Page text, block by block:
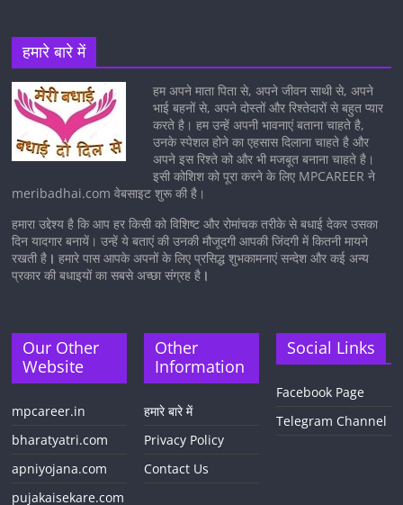
हमारे बारे में
हम अपने माता पिता से, अपने जीवन साथी से, अपने
भाई बहनों से, अपने दोस्तों और रिश्तेदारों से बहुत प्यार
करते है। हम उन्हें अपनी भावनाएं बताना चाहते है,
उनके स्पेशल होने का एहसास दिलाना चाहते है और
अपने इस रिश्ते को और भी मजबूत बनाना चाहते है।
इसी कोशिश को पूरा करने के लिए MPCAREER ने
meribadhai.com वेबसाइट शुरू की है।
हमारा उद्देश्य है कि आप हर किसी को विशिष्ट और रोमांचक तरीके से बधाई देकर उसका
दिन यादगार बनायें। उन्हें ये बताएं की उनकी मौजूदगी आपकी जिंदगी में कितनी मायने
रखती है । हमारे पास आपके अपनों के लिए प्रसिद्ध शुभकामनाएं सन्देश और कई अन्य
प्रकार की बधाइयों का सबसे अच्छा संग्रह है ।
Our Other
Website
mpcareer.in
bharatyatri.com
apniyojana.com
pujakaisekare.com
Other
Information
हमारे बारे में
Privacy Policy
Contact Us
Social Links
Facebook Page
Telegram Channel